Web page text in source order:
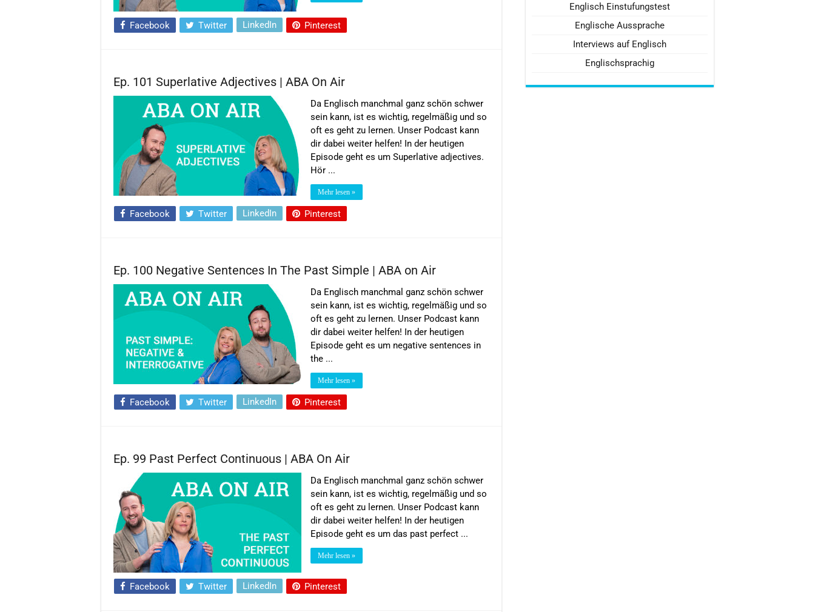
Facebook Twitter LinkedIn Pinterest
Ep. 101 Superlative Adjectives | ABA On Air
Da Englisch manchmal ganz schön schwer
sein kann, ist es wichtig, regelmäßig und so
oft es geht zu lernen. Unser Podcast kann
dir dabei weiter helfen! In der heutigen
Episode geht es um Superlative adjectives.
Hör ...
Mehr lesen »
Facebook Twitter LinkedIn Pinterest
Ep. 100 Negative Sentences In The Past Simple | ABA on Air
Da Englisch manchmal ganz schön schwer
sein kann, ist es wichtig, regelmäßig und so
oft es geht zu lernen. Unser Podcast kann
dir dabei weiter helfen! In der heutigen
Episode geht es um negative sentences in
the ...
Mehr lesen »
Facebook Twitter LinkedIn Pinterest
Ep. 99 Past Perfect Continuous | ABA On Air
Da Englisch manchmal ganz schön schwer
sein kann, ist es wichtig, regelmäßig und so
oft es geht zu lernen. Unser Podcast kann
dir dabei weiter helfen! In der heutigen
Episode geht es um das past perfect ...
Mehr lesen »
Facebook Twitter LinkedIn Pinterest
Englisch Einstufungstest
Englische Aussprache
Interviews auf Englisch
Englischsprachig